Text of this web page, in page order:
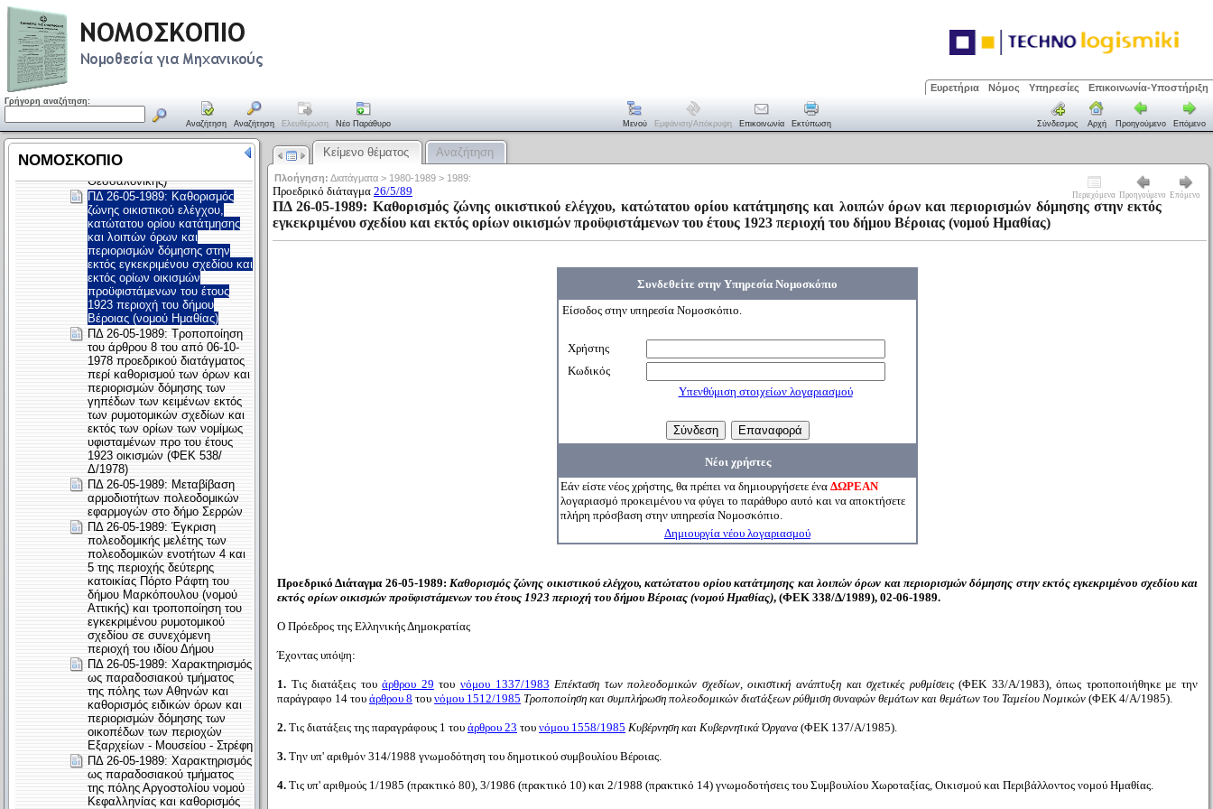
Ευρετήρια Νόμος Υπηρεσίες Επικοινωνία-Υποστήριξη
Γρήγορη αναζήτηση:
Αναζήτηση Αναζήτηση Ελευθέρωση Νέο Παράθυρο Μενού Εμφάνιση/απόκρυψη Επικοινωνία Εκτύπωση Σύνδεσμος Αρχή Προηγούμενο Επόμενο
Κείμενο θέματος Αναζήτηση